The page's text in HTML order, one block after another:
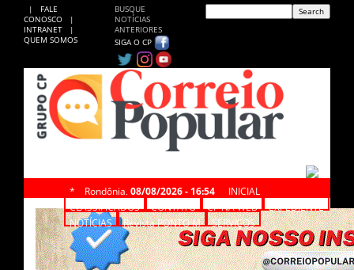
|
FALE
CONOSCO
|
INTRANET
|
QUEM SOMOS
BUSQUE
NOTÍCIAS
ANTERIORES
SIGA O CP
* Rondônia, 08/08/2026 - 16:54
INICIAL
CLASSIFICADOS
CONTATO CP NA WEB
EXPEDIENTE
NOTÍCIAS
Revista PONTO M SERVIÇOS